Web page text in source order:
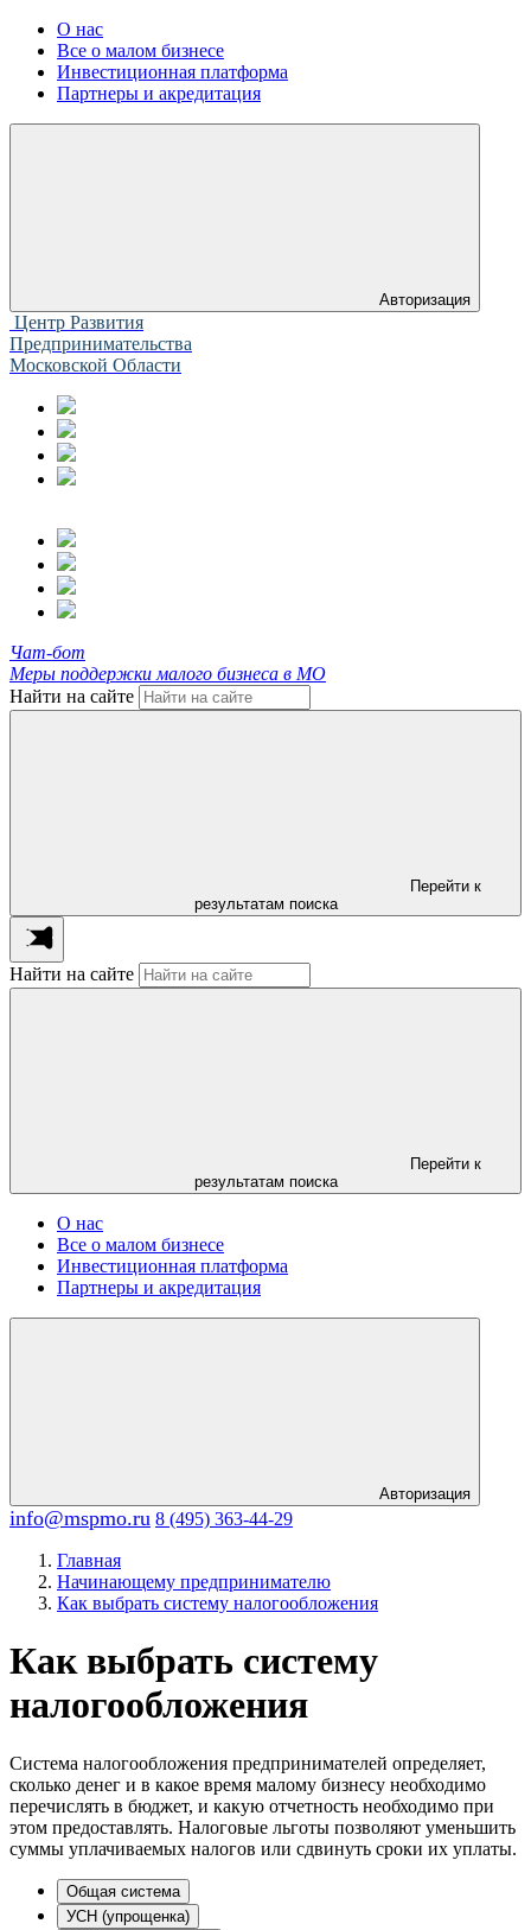
О нас
Все о малом бизнесе
Инвестиционная платформа
Партнеры и акредитация
Авторизация
Центр Развития
Предпринимательства
Московской Области
Чат-бот
Меры поддержки малого бизнеса в МО
Найти на сайте
Перейти к
результатам поиска
Найти на сайте
Перейти к
результатам поиска
О нас
Все о малом бизнесе
Инвестиционная платформа
Партнеры и акредитация
Авторизация
info@mspmo.ru 8 (495) 363-44-29
Главная
Начинающему предпринимателю
Как выбрать систему налогообложения
Как выбрать систему
налогообложения
Система налогообложения предпринимателей определяет,
сколько денег и в какое время малому бизнесу необходимо
перечислять в бюджет, и какую отчетность необходимо при
этом предоставлять. Налоговые льготы позволяют уменьшить
суммы уплачиваемых налогов или сдвинуть сроки их уплаты.
Общая система
УСН (упрощенка)